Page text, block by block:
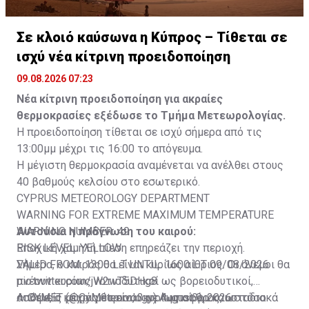
Σε κλοιό καύσωνα η Κύπρος – Τίθεται σε
ισχύ νέα κίτρινη προειδοποίηση
09.08.2026 07:23
Νέα κίτρινη προειδοποίηση για ακραίες
θερμοκρασίες εξέδωσε το Τμήμα Μετεωρολογίας.
Η προειδοποίηση τίθεται σε ισχύ σήμερα από τις
13:00μμ μέχρι τις 16:00 το απόγευμα.
Η μέγιστη θερμοκρασία αναμένεται να ανέλθει στους
40 βαθμούς κελσίου στο εσωτερικό.
CYPRUS METEOROLOGY DEPARTMENT
WARNING FOR EXTREME MAXIMUM TEMPERATURE
WARNING NUMBER: 49
RISK LEVEL: YELLOW
VALID FROM: 1300 L.T UNTIL: 1600 L.T 09/08/2026
pic.twitter.com/jW2wT5DHg8
— CYMET (@CyMeteorology)August 9, 2026
Αυτούσια η πρόγνωση του καιρού:
Εποχική χαμηλή πίεση επηρεάζει την περιοχή.
Σήμερα, ο καιρός θα είναι κυρίως αίθριος. Οι άνεμοι θα
πνέουν κυρίως νοτιοδυτικοί ως βορειοδυτικοί,
ασθενείς μέχρι μέτριοι, 3 με 4 μποφόρ και σταδιακά
Απόψε, ο καιρός θα είναι κυρίως αίθριος, ωστόσο